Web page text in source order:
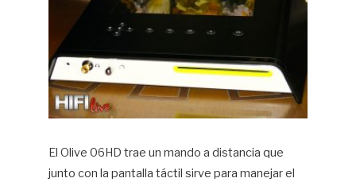
El Olive 06HD trae un mando a distancia que
junto con la pantalla táctil sirve para manejar el